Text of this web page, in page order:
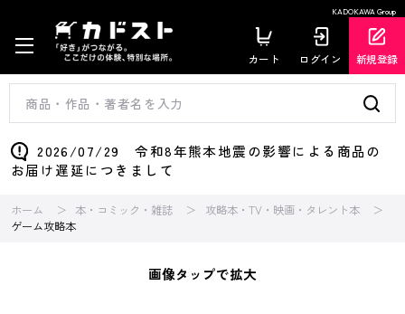
KADOKAWA Group
カート ログイン 新規登録
2026/07/29 令和8年熊本地震の影響による商品の
お届け遅延につきまして
ホーム 本・コミック・雑誌
攻略本・TV・映画・タレント本
ゲーム攻略本
画像タップで拡大